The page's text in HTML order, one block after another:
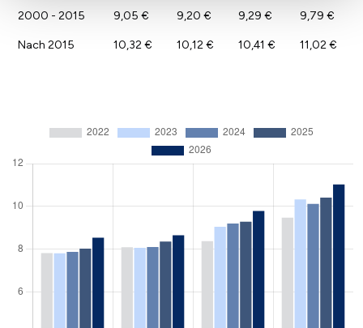
2000 - 2015 9,05 € 9,20 € 9,29 € 9,79 €
Nach 2015 10,32 € 10,12 € 10,41 € 11,02 €